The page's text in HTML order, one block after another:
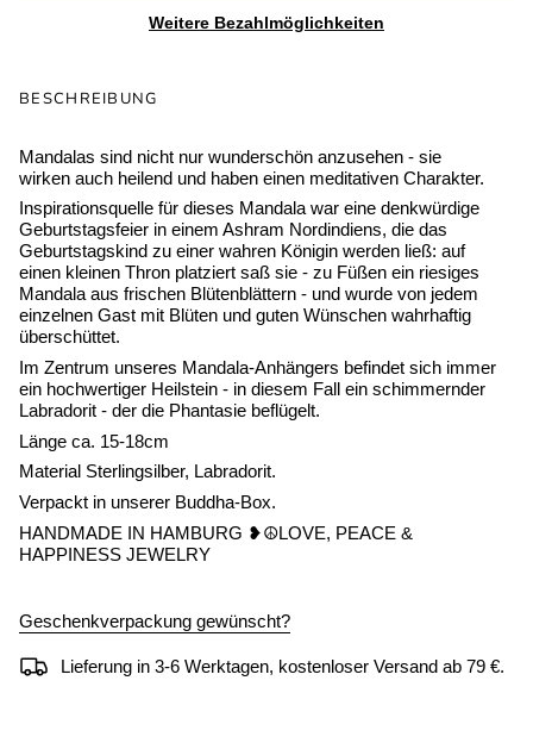
Weitere Bezahlmöglichkeiten
BESCHREIBUNG
Mandalas sind nicht nur wunderschön anzusehen - sie
wirken auch heilend und haben einen meditativen Charakter.
Inspirationsquelle für dieses Mandala war eine denkwürdige
Geburtstagsfeier in einem Ashram Nordindiens, die das
Geburtstagskind zu einer wahren Königin werden ließ: auf
einen kleinen Thron platziert saß sie - zu Füßen ein riesiges
Mandala aus frischen Blütenblättern - und wurde von jedem
einzelnen Gast mit Blüten und guten Wünschen wahrhaftig
überschüttet.
Im Zentrum unseres Mandala-Anhängers befindet sich immer
ein hochwertiger Heilstein - in diesem Fall ein schimmernder
Labradorit - der die Phantasie beflügelt.
Länge ca. 15-18cm
Material Sterlingsilber, Labradorit.
Verpackt in unserer Buddha-Box.
HANDMADE IN HAMBURG ❥☮LOVE, PEACE &
HAPPINESS JEWELRY
Geschenkverpackung gewünscht?
Lieferung in 3-6 Werktagen, kostenloser Versand ab 79 €.